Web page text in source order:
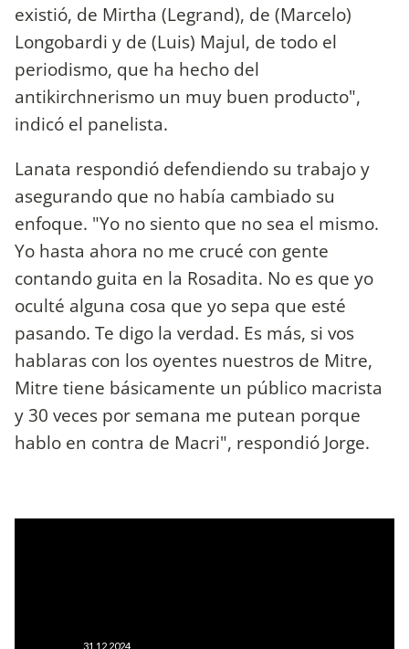
existió, de Mirtha (Legrand), de (Marcelo)
Longobardi y de (Luis) Majul, de todo el
periodismo, que ha hecho del
antikirchnerismo un muy buen producto",
indicó el panelista.
Lanata respondió defendiendo su trabajo y
asegurando que no había cambiado su
enfoque. "Yo no siento que no sea el mismo.
Yo hasta ahora no me crucé con gente
contando guita en la Rosadita. No es que yo
oculté alguna cosa que yo sepa que esté
pasando. Te digo la verdad. Es más, si vos
hablaras con los oyentes nuestros de Mitre,
Mitre tiene básicamente un público macrista
y 30 veces por semana me putean porque
hablo en contra de Macri", respondió Jorge.